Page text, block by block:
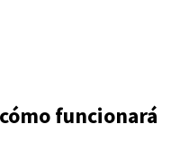
funcionará